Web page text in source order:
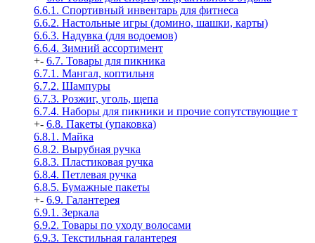
6.6.1. Спортивный инвентарь для фитнеса
6.6.2. Настольные игры (домино, шашки, карты)
6.6.3. Надувка (для водоемов)
6.6.4. Зимний ассортимент
+- 6.7. Товары для пикника
6.7.1. Мангал, коптильня
6.7.2. Шампуры
6.7.3. Розжиг, уголь, щепа
6.7.4. Наборы для пикники и прочие сопутствующие т
+- 6.8. Пакеты (упаковка)
6.8.1. Майка
6.8.2. Вырубная ручка
6.8.3. Пластиковая ручка
6.8.4. Петлевая ручка
6.8.5. Бумажные пакеты
+- 6.9. Галантерея
6.9.1. Зеркала
6.9.2. Товары по уходу волосами
6.9.3. Текстильная галантерея